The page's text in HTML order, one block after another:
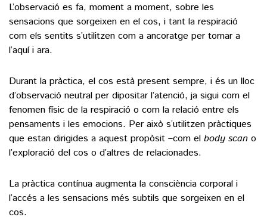
L’observació es fa, moment a moment, sobre les
sensacions que sorgeixen en el cos, i tant la respiració
com els sentits s’utilitzen com a ancoratge per tornar a
l’aquí i ara.
Durant la pràctica, el cos està present sempre, i és un lloc
d’observació neutral per dipositar l’atenció, ja sigui com el
fenomen físic de la respiració o com la relació entre els
pensaments i les emocions. Per això s’utilitzen pràctiques
que estan dirigides a aquest propòsit –com el body scan o
l’exploració del cos o d’altres de relacionades.
La pràctica contínua augmenta la consciència corporal i
l’accés a les sensacions més subtils que sorgeixen en el
cos.